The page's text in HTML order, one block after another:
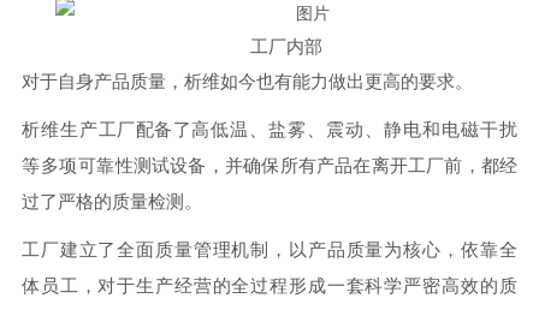
工厂内部
对于自身产品质量，析维如今也有能力做出更高的要求。
析维生产工厂配备了高低温、盐雾、震动、静电和电磁干扰
等多项可靠性测试设备，并确保所有产品在离开工厂前，都经
过了严格的质量检测。
工厂建立了全面质量管理机制，以产品质量为核心，依靠全
体员工，对于生产经营的全过程形成一套科学严密高效的质